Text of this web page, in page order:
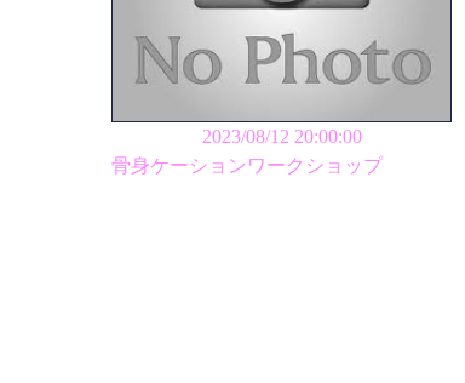
2023/08/12 20:00:00
骨身ケーションワークショップ